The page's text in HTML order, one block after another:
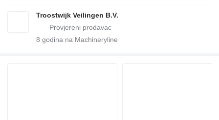
Troostwijk Veilingen B.V.
8 godina na Machineryline